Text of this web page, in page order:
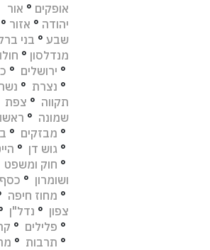
אופקים ° אור
יהודה ° אזור °
שבע ° בני
מנדלסון °
° ירושלים °
° נצרת ° נשר
תקווה ° צפת
שמונה °
° מבזקים °
° גוש דן °
° חוק ומשפט
ושומרון ° כסף
° מחוז חיפה
צפון ° נדל"ן
° פלילים °
° תרבות °